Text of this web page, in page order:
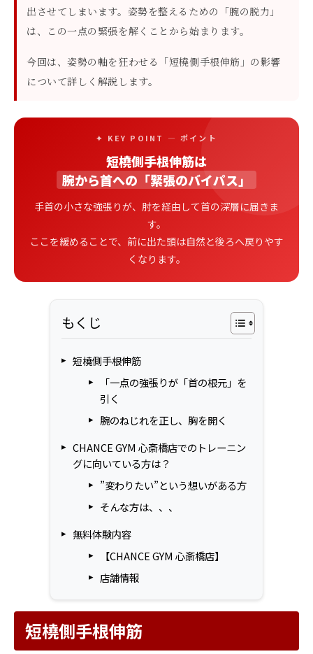
出させてしまいます。姿勢を整えるための「腕の脱力」
は、この一点の緊張を解くことから始まります。
今回は、姿勢の軸を狂わせる「短橈側手根伸筋」の影響
について詳しく解説します。
✦ KEY POINT — ポイント
短橈側手根伸筋は
腕から首への「緊張のバイパス」
手首の小さな強張りが、肘を経由して首の深層に届きま
す。
ここを緩めることで、前に出た頭は自然と後ろへ戻りやす
くなります。
もくじ
短橈側手根伸筋
「一点の強張りが「首の根元」を
引く
腕のねじれを正し、胸を開く
CHANCE GYM 心斎橋店でのトレーニン
グに向いている方は？
”変わりたい”という想いがある方
そんな方は、、、
無料体験内容
【CHANCE GYM 心斎橋店】
店舗情報
短橈側手根伸筋